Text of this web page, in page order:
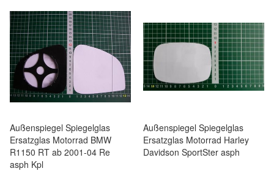
Außenspiegel Spiegelglas
Ersatzglas Motorrad BMW
R1150 RT ab 2001-04 Re
asph Kpl
Außenspiegel Spiegelglas
Ersatzglas Motorrad Harley
Davidson SportSter asph